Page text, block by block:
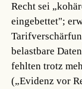
Recht sei
eingebettet";
belastbare
fehlten trotz
(„Evidenz vor